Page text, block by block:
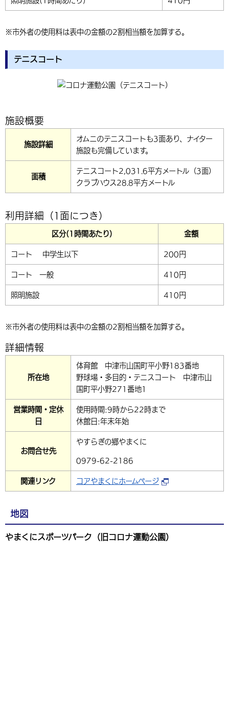
※市外者の使用料は表中の金額の2割相当額を加算する。
テニスコート
施設概要
施設詳細
オムニのテニスコートも3面あり、ナイター
施設も完備しています。
面積
テニスコート2,031.6平方メートル（3面）
クラブハウス28.8平方メートル
利用詳細（1面につき）
区分(1時間あたり) 金額
コート 中学生以下 200円
コート 一般 410円
照明施設 410円
※市外者の使用料は表中の金額の2割相当額を加算する。
詳細情報
所在地
体育館 中津市山国町平小野183番地
野球場・多目的・テニスコート 中津市山
国町平小野271番地1
営業時間・定休
日
使用時間:9時から22時まで
休館日:年末年始
お問合せ先
やすらぎの郷やまくに
0979-62-2186
関連リンク コアやまくにホームページ
地図
やまくにスポーツパーク（旧コロナ運動公園）